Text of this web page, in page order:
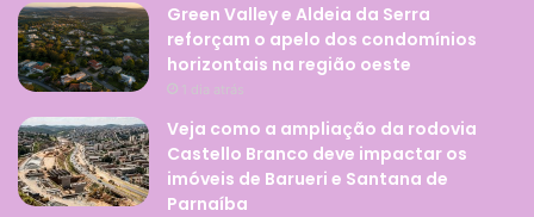
Green Valley e Aldeia da Serra
reforçam o apelo dos condomínios
horizontais na região oeste
1 dia atrás
Veja como a ampliação da rodovia
Castello Branco deve impactar os
imóveis de Barueri e Santana de
Parnaíba